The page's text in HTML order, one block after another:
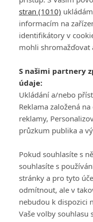
stran (1010)
informacím na
identifikátory v
mohli shromažďovat
S našimi partnery
údaje:
Ukládání a/nebo
Reklama založená
reklamy,
průzkum publika a
Pokud souhlasíte s
souhlasíte s
stránky a pro tyto
odmítnout, ale v
nebudou k dispozici
Vaše volby souhlasu
Všeobecné obchodní
podmínky služby
GolfExtra.cz
Podmínky
osobních údajů při
GolfExtra
Ceník GolfExtra.cz
Premium
Doporučené odkazy